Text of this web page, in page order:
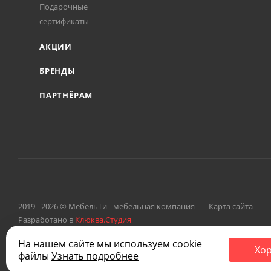
Подарочные
сертификаты
АКЦИИ
БРЕНДЫ
ПАРТНЁРАМ
2019 - 2026 © МебельТи - мебельная компания
Карта сайта
Разработано в Клюква.Студия
На нашем сайте мы используем cookie
файлы Узнать подробнее